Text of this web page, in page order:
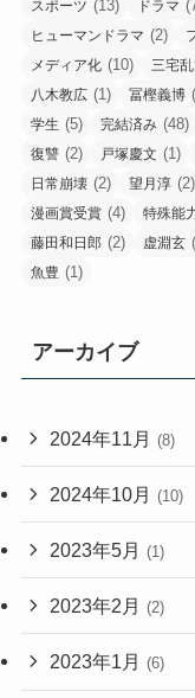
スポーツ (13) ドラマ
ヒューマンドラマ (2)
メディア化 (10) 三宅
八木教広 (1) 冨樫義博
学生 (5) 完結済み (48)
復讐 (2) 戸塚慶文 (1)
日常崩壊 (2) 望月淳 (2)
漫画賞受賞 (4) 特殊能
藤田和日郎 (2) 虚淵玄
魚豊 (1)
アーカイブ
2024年11月 (8)
2024年10月 (10)
2023年5月 (1)
2023年2月 (2)
2023年1月 (6)